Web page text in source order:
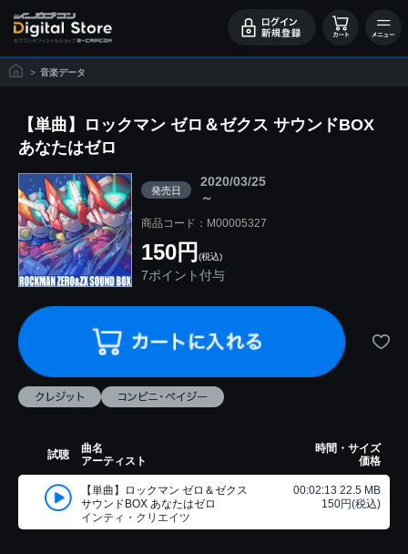
> 音楽データ
【単曲】ロックマン ゼロ＆ゼクス サウンドBOX
あなたはゼロ
発売日
2020/03/25
～
商品コード：M00005327
150円 (税込)
7ポイント付与
試聴
曲名
アーティスト
時間・サイズ
価格
【単曲】ロックマン ゼロ＆ゼクス
サウンドBOX あなたはゼロ
インティ・クリエイツ
00:02:13 22.5 MB
150円(税込)